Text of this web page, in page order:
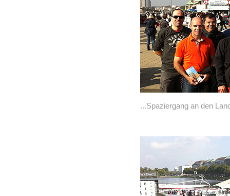
...Spaziergang an den